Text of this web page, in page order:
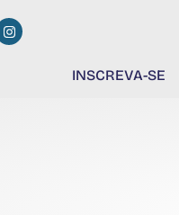
INSCREVA-SE